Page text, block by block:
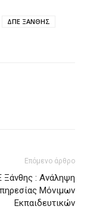
ΔΠΕ ΞΑΝΘΗΣ
Επόμενο άρθρο
Ξάνθης : Ανάληψη
Μόνιμων
Εκπαιδευτικών